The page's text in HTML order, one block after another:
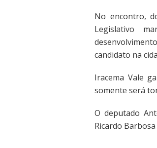
No encontro,
Legislativo
candidato na
Iracema Vale
somente será
O deputado
Ricardo